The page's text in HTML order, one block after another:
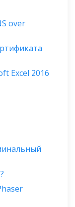
over
Excel 2016